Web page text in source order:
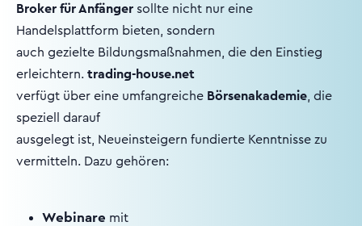
Broker für Anfänger sollte nicht nur eine
Handelsplattform bieten, sondern
auch gezielte Bildungsmaßnahmen, die den Einstieg
erleichtern. trading-house.net
verfügt über eine umfangreiche Börsenakademie, die
speziell darauf
ausgelegt ist, Neueinsteigern fundierte Kenntnisse zu
vermitteln. Dazu gehören:
Webinare mit